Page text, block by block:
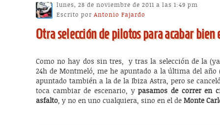
Otra selección de pilotos para acabar bien
lunes, 28 de noviembre de 2011 a las 1:49 pm
Escrito porAntonio Fajardo
Como no hay dos sin tres, y tras la selección de la
24h de Montmeló, me he apuntado a la última del
apuntado también a la de la Ibiza Astra, pero se
toca cambiar de escenario, ypasamos de correr en
asfalto, y no en uno cualquiera, sino en el deMonte